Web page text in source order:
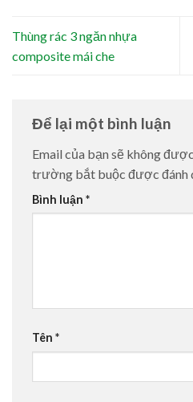
Thùng rác 3 ngăn nhựa
composite mái che
Để lại một bình luận
Email của bạn sẽ không
trường bắt buộc được đánh
Bình luận *
Tên *